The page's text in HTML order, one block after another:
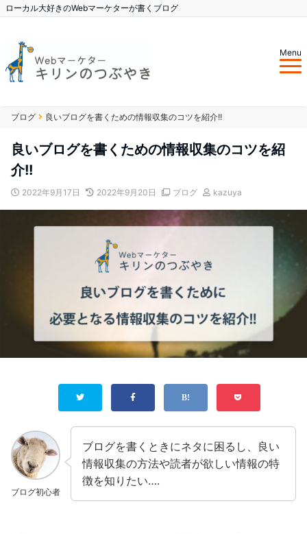
ローカル大好きのWebマーケターが書くブログ
Menu
ブログ 良いブログを書くための情報収集のコツを紹介!!
良いブログを書くための情報収集のコツを紹
介!!
2022年9月17日 2022年9月20日 ブログ kazuya
ブログ初心者
ブログを書くときにネタに困るし、良い
情報収集の方法や読者が欲しい情報の特
徴を知りたい….